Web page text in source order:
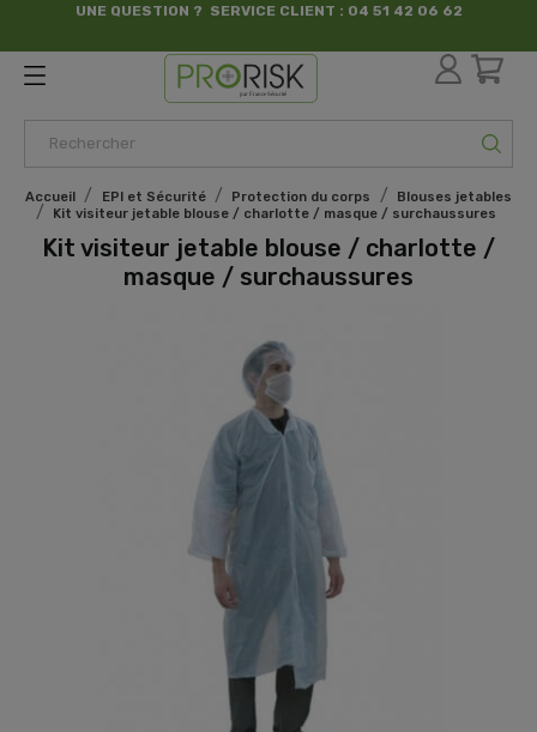
UNE QUESTION ? SERVICE CLIENT : 04 51 42 06 62
par France Sécurité
Accueil EPI et Sécurité Protection du corps
Blouses jetables
Kit visiteur jetable blouse / charlotte / masque / surchaussures
Kit visiteur jetable blouse / charlotte /
masque / surchaussures